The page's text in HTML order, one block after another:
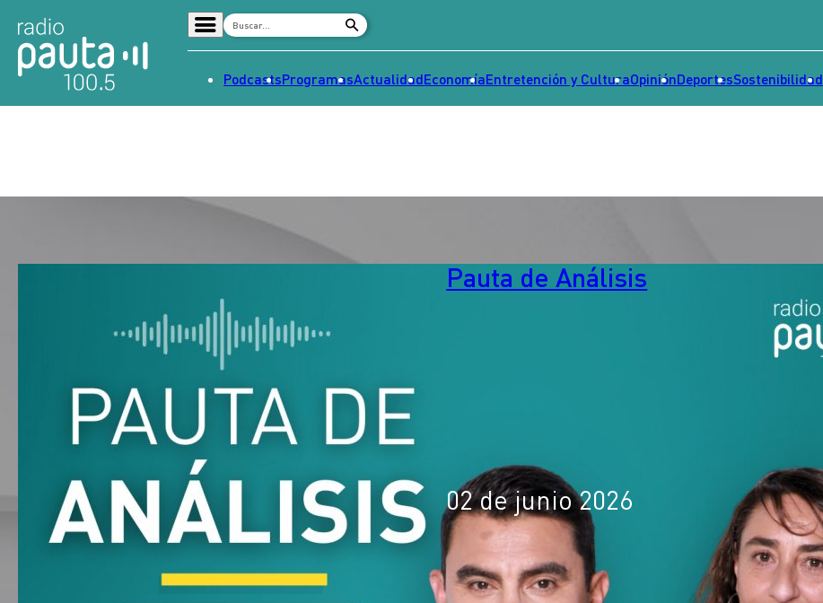
Señal 2
Contenido Patrocinado
PodcastsProgramasActualidadEconomíaEntretención y CulturaOpiniónDeportesSostenibilidad
Pauta de Análisis
02 de junio 2026